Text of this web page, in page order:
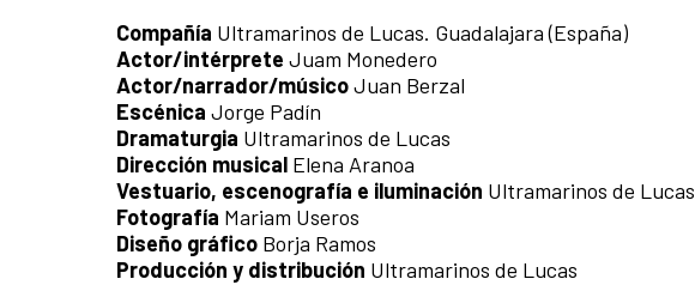
Compañía Ultramarinos de Lucas. Guadalajara (España)
Actor/intérprete Juam Monedero
Actor/narrador/músicoJuan Berzal
Escénica Jorge Padín
Dramaturgia Ultramarinos de Lucas
Dirección musical Elena Aranoa
Vestuario, escenografía e iluminación Ultramarinos de Lucas
Fotografía Mariam Useros
Diseño gráfico Borja Ramos
Producción y distribución Ultramarinos de Lucas